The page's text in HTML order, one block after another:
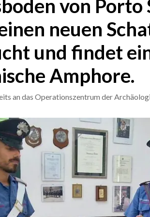
von Porto
neuen
und findet
Amphore.
an das Operationszentrum der